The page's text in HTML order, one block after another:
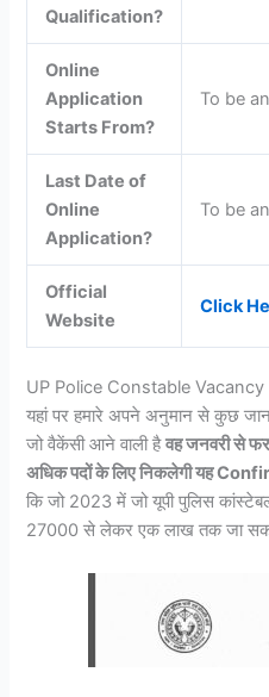
Qualification?
Online
Application
Starts From?
To be
Last Date of
Online
Application?
To be
Official
Website
Click
UP Police Constable
यहां पर हमारे अपने अनुमान से कुछ
जो वैकेंसी आने वाली हैवह जनवरी से
अधिक पदों के लिए निकलेगी यह
कि जो 2023 में जो यूपी पुलिस
27000 से लेकर एक लाख तक जा